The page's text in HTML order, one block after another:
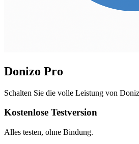
Donizo Pro
Schalten Sie die volle Leistung von
Kostenlose Testversion
Alles testen, ohne Bindung.